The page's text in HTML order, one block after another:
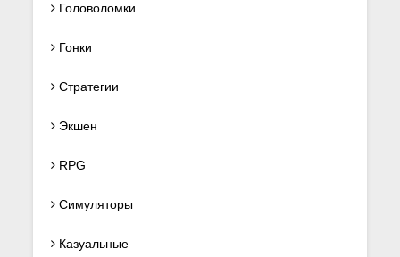
Головоломки
Гонки
Стратегии
Экшен
RPG
Симуляторы
Казуальные